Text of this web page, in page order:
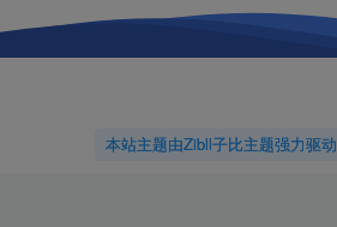
本站主题由Zibll子比主题强力驱动